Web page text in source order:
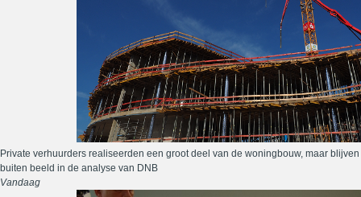
Private verhuurders realiseerden een groot deel van de woningbouw, maar blijven
buiten beeld in de analyse van DNB
Vandaag